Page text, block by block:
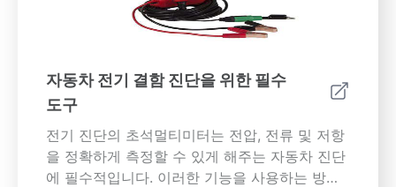
장 부품을 식별하여 공기 질을 유지하는 데 도움
을 줍니다. 법적 요건에 따라 정기적인 배출 테스
를 유지할 수 있을 뿐만 아니라 차량 소유자가 벌
금을 피할 수 있습니다. 배출 제어 혁신 자동차
산업은 배출 제어 기술 혁신을 통해 더 깨끗한 교
통 수단을 향해 나아가고 있습니다. 촉매 변환기
와 선택적 촉매 환원(SCR) 시스템은 유해한 배
출을 크게 줄였습니다. 또한, 전기차와 하이브리
제거하여 라디에이터 및 기타 부품에 대한 장기
손상 위험을 상당히 줄입니다. 5. 비용 효율성:
리 비용보다 훨씬 저렴합니다. 차량이 라디에이
터 세척이 필요하다는 신호: 다음과 같은 지표에
주의하십시오. - 과열된 엔진: 잦은 과열은 비효
율적인 냉각 시스템을 나타냅니다. - 낮은 냉각
수 수준: 냉각수를 정기적으로 확인하면 세척 필
요성을 판단하는 데 도움이 됩니다. - 변색된 냉
자동차 전기 결함 진단을 위한 필수
도구
전기 진단의 초석멀티미터는 전압, 전류 및 저항
을 정확하게 측정할 수 있게 해주는 자동차 진단
에 필수적입니다. 이러한 기능을 사용하는 방법